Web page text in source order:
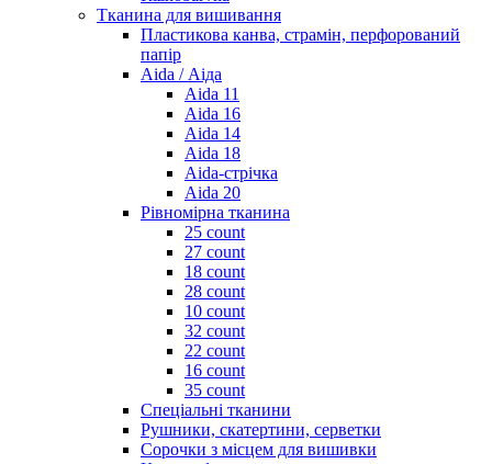
Тканина для вишивання
Пластикова канва, страмін, перфорований
папір
Aida / Аіда
Aida 11
Aida 16
Aida 14
Aida 18
Aida-стрічка
Aida 20
Рівномірна тканина
25 count
27 count
18 count
28 count
10 count
32 count
22 count
16 count
35 count
Спеціальні тканини
Рушники, скатертини, серветки
Сорочки з місцем для вишивки